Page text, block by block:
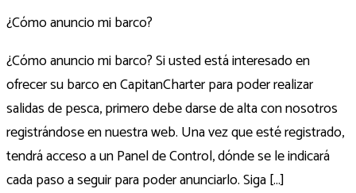
¿Cómo anuncio mi barco?
¿Cómo anuncio mi barco? Si usted está interesado en
ofrecer su barco en CapitanCharter para poder realizar
salidas de pesca, primero debe darse de alta con nosotros
registrándose en nuestra web. Una vez que esté registrado,
tendrá acceso a un Panel de Control, dónde se le indicará
cada paso a seguir para poder anunciarlo. Siga [...]